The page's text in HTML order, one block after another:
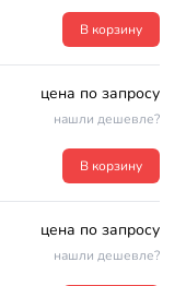
В корзину
цена по запросу
нашли дешевле?
В корзину
цена по запросу
нашли дешевле?